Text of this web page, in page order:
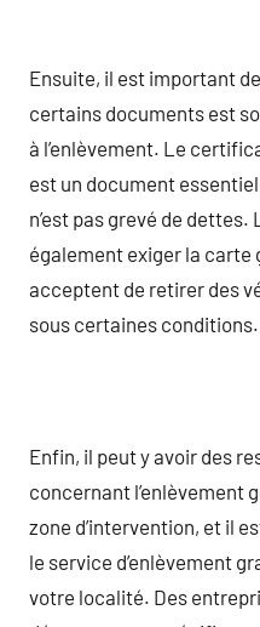
Ensuite, il est important
certains documents est
à l’enlèvement. Le
est un document
n’est pas grevé de
également exiger la carte
acceptent de retirer des
sous certaines conditions.
Enfin, il peut y avoir des
concernant l’enlèvement
zone d’intervention, et il
le service d’enlèvement
votre localité. Des